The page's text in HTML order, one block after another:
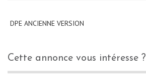
DPE ANCIENNE VERSION
cette annonce vous intéresse ?